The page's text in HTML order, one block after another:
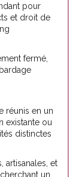
pour
et droit de
fermé,
réunis en un
existante ou
distinctes
artisanales, et
un